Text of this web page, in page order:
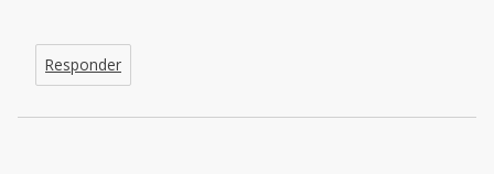
Responder